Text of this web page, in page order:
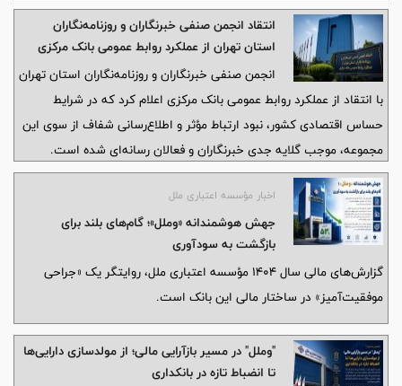
دانست.
انتقاد انجمن صنفی خبرنگاران و روزنامه‌نگاران
استان تهران از عملکرد روابط عمومی بانک مرکزی
انجمن صنفی خبرنگاران و روزنامه‌نگاران استان تهران
با انتقاد از عملکرد روابط عمومی بانک مرکزی اعلام کرد که در شرایط
حساس اقتصادی کشور، نبود ارتباط مؤثر و اطلاع‌رسانی شفاف از سوی این
مجموعه، موجب گلایه جدی خبرنگاران و فعالان رسانه‌ای شده است.
اخبار مؤسسه اعتباری ملل
جهش هوشمندانه «وملل»؛ گام‌های بلند برای
بازگشت به سودآوری
گزارش‌های مالی سال ۱۴۰۴ مؤسسه اعتباری ملل، روایتگر یک «جراحی
موفقیت‌آمیز» در ساختار مالی این بانک است.
"وملل" در مسیر بازآرایی مالی؛ از مولدسازی دارایی‌ها
تا انضباط تازه در بانکداری